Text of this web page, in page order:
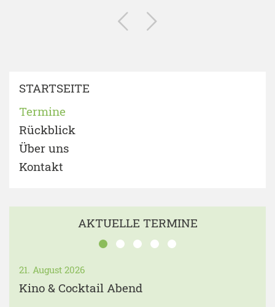
STARTSEITE
Termine
Rückblick
Über uns
Kontakt
AKTUELLE TERMINE
21. August 2026
Kino & Cocktail Abend